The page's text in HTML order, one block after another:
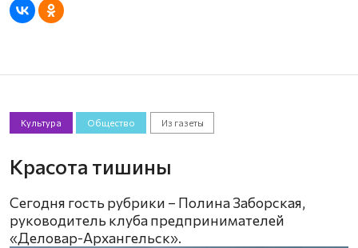
Культура Общество Из газеты
Красота тишины
Сегодня гость рубрики – Полина Заборская,
руководитель клуба предпринимателей
«Деловар-Архангельск».